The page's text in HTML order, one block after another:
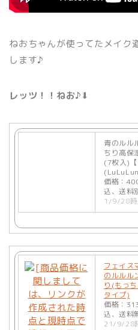
ねおちゃんが使ってたメイク
します♪
レッツ！！ねお♪⬇︎
青のルル
ちり高保
(7枚入)
価格：
込、送料
1/9/28
フェイス
のルルル
り(もっ
タイプ)
価格：
込、送料
21/9/28